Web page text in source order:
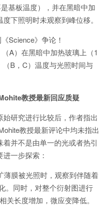
基板温度），并在黑暗中加
下照明时未观察到峰位移。
A）在黑暗中加热玻璃上（1
B，C）温度与光照时间与
教授最新回应质疑
研究进行比较后，作者指出
教授最新评论中均未指出
并不是由单一的光或者热引
一步探索：
薄膜被光照时，观察到伴随着
。同时，对整个衍射图进行
关长度增加，微应变降低。